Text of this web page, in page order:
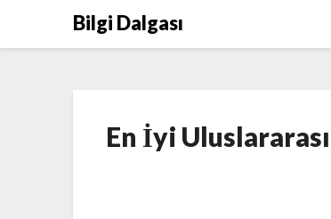
Bilgi Dalgası
En İyi